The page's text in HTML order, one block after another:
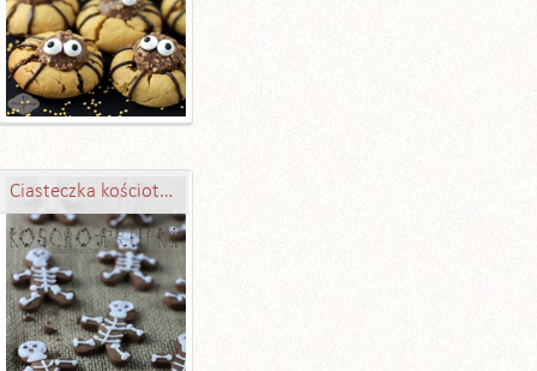
Ciasteczka kościotrupki